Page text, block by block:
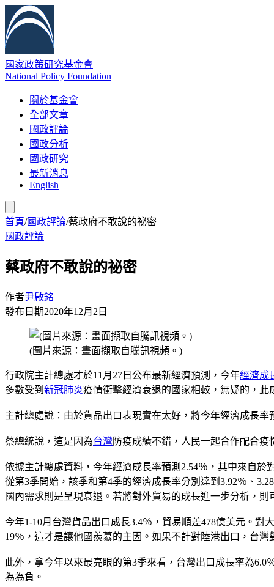
國家政策研究基金會
National Policy Foundation
關於基金會
全部文章
國政評論
國政分析
國政研究
最新消息
English
首頁/國政評論/蔡政府不敢說的祕密
國政評論
蔡政府不敢說的祕密
作者尹啟銘
發布日期2020年12月2日
(圖片來源：畫面擷取自騰訊視頻。)
行政院主計總處才於11月27日公布最新經濟預測，今年經濟成
多數受到 新冠肺炎疫情衝擊經濟衰退的國家相較，無疑的，
主計總處說：由於貨品出口表現實在太好，將今年經濟成長
蔡總統說，這是因為台灣 防疫成績不錯，人民一起合作配合
依據主計總處資料，今年經濟成長率預測2.54％，其中來自
從第3季開始，該季和第4季的經濟成長率分別達到3.92％、
國內需求則是呈現衰退。若將對外貿易的成長進一步分析，
今年1-10月台灣貨品出口成長3.4％，貿易順差478億美元。對
19％，這才是讓他國羨慕的主因。如果不計對陸港出口，台
此外，拿今年以來最亮眼的第3季來看，台灣出口成長率為
為為負。